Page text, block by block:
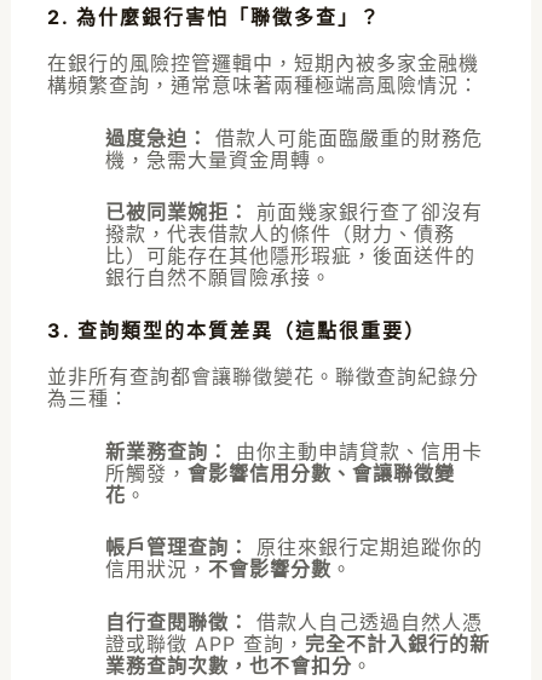
2. 為什麼銀行害怕「聯徵多查」？
在銀行的風險控管邏輯中，短期內被多家金融機
構頻繁查詢，通常意味著兩種極端高風險情況：
過度急迫：
借款人可能面臨嚴重的財務危
機，急需大量資金周轉。
已被同業婉拒：
前面幾家銀行查了卻沒有
撥款，代表借款人的條件（財力、債務
比）可能存在其他隱形瑕疵，後面送件的
銀行自然不願冒險承接。
3. 查詢類型的本質差異（這點很重要）
並非所有查詢都會讓聯徵變花。聯徵查詢紀錄分
為三種：
新業務查詢：
由你主動申請貸款、信用卡
所觸發， 會影響信用分數、會讓聯徵變
花 。
帳戶管理查詢：
原往來銀行定期追蹤你的
信用狀況， 不會影響分數 。
自行查閱聯徵：
借款人自己透過自然人憑
證或聯徵 APP 查詢， 完全不計入銀行的新
業務查詢次數，也不會扣分。